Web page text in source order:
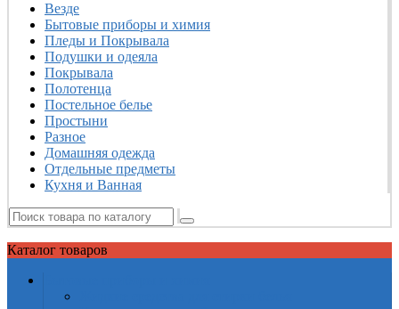
Везде
Бытовые приборы и химия
Пледы и Покрывала
Подушки и одеяла
Покрывала
Полотенца
Постельное белье
Простыни
Разное
Домашняя одежда
Отдельные предметы
Кухня и Ванная
Каталог товаров